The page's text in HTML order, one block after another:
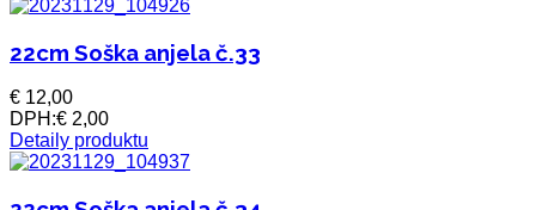
22cm Soška anjela č.33
€ 12,00
DPH:€ 2,00
Detaily produktu